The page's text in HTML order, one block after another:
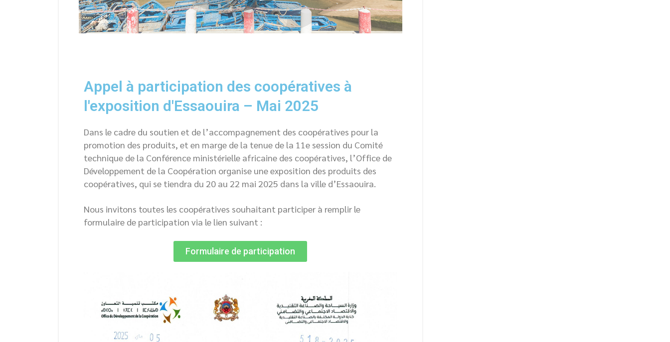
Appel à participation des coopératives à
l'exposition d'Essaouira – Mai 2025
Dans le cadre du soutien et de l’accompagnement des coopératives pour la
promotion des produits, et en marge de la tenue de la 11e session du Comité
technique de la Conférence ministérielle africaine des coopératives, l’Office de
Développement de la Coopération organise une exposition des produits des
coopératives, qui se tiendra du 20 au 22 mai 2025 dans la ville d’Essaouira.
Nous invitons toutes les coopératives souhaitant participer à remplir le
formulaire de participation via le lien suivant :
Formulaire de participation